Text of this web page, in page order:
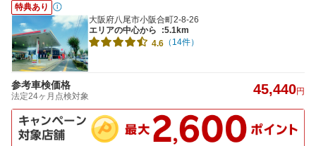
特典あり
大阪府八尾市小阪合町2-8-26
エリアの中心から
:5.1km
4.6 （14件）
参考車検価格
法定24ヶ月点検対象 45,440円